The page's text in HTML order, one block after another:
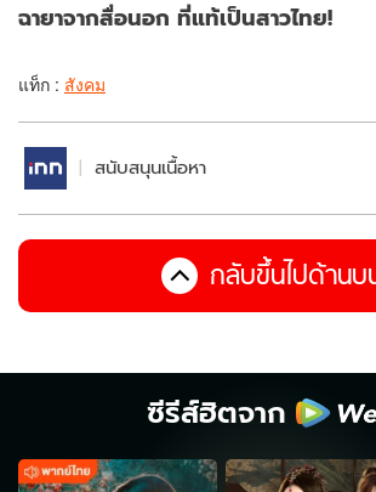
ฉายาจากสื่อนอก ที่แท้เป็นสาวไทย!
แท็ก : สังคม
สนับสนุนเนื้อหา
กลับขึ้นไปด้านบ
ซีรีส์ฮิตจาก